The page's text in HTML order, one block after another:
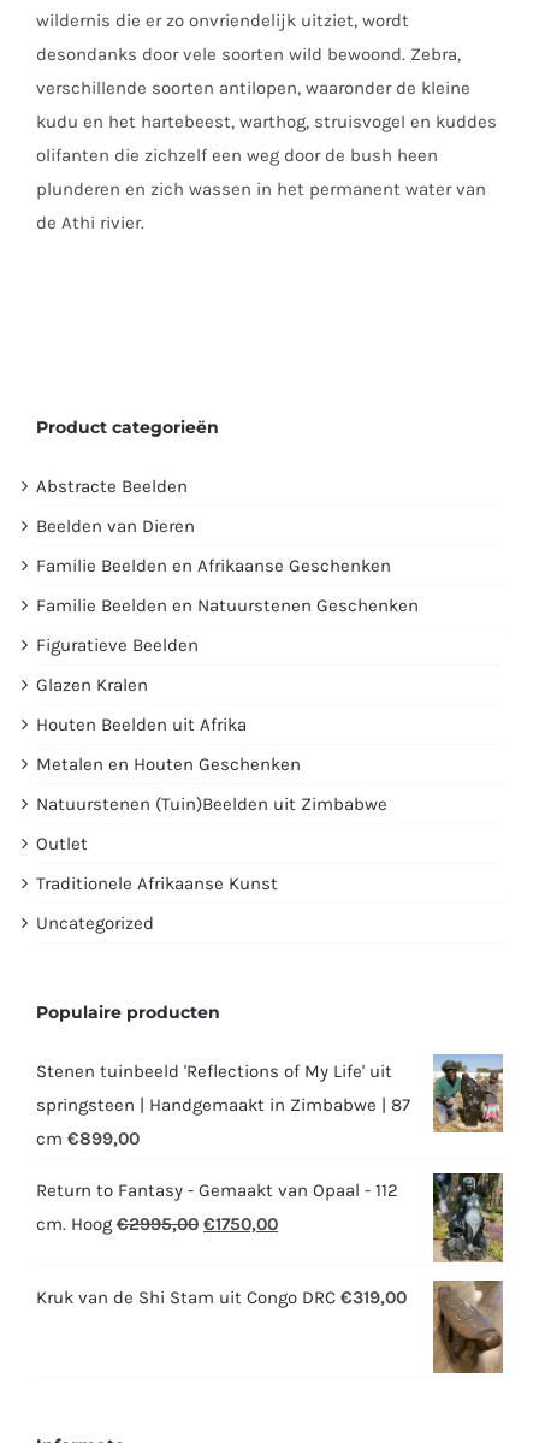
wildernis die er zo onvriendelijk uitziet, wordt
desondanks door vele soorten wild bewoond. Zebra,
verschillende soorten antilopen, waaronder de kleine
kudu en het hartebeest, warthog, struisvogel en kuddes
olifanten die zichzelf een weg door de bush heen
plunderen en zich wassen in het permanent water van
de Athi rivier.
Product categorieën
Abstracte Beelden
Beelden van Dieren
Familie Beelden en Afrikaanse Geschenken
Familie Beelden en Natuurstenen Geschenken
Figuratieve Beelden
Glazen Kralen
Houten Beelden uit Afrika
Metalen en Houten Geschenken
Natuurstenen (Tuin)Beelden uit Zimbabwe
Outlet
Traditionele Afrikaanse Kunst
Uncategorized
Populaire producten
Stenen tuinbeeld 'Reflections of My Life' uit
springsteen | Handgemaakt in Zimbabwe | 87
cm €899,00
Return to Fantasy - Gemaakt van Opaal - 112
cm. Hoog €2995,00 Oorspronkelijke
was:
€1750,00Huidige
is:
Kruk van de Shi Stam uit Congo DRC €319,00